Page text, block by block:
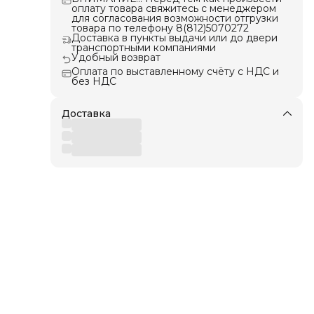
с оплату товара свяжитесь с менеджером
для согласования возможности отгрузки
товара по телефону 8(812)5070272
Доставка в пункты выдачи или до двери
транспортными компаниями
Удобный возврат
Оплата по выставленному счёту с НДС и
без НДС
Доставка